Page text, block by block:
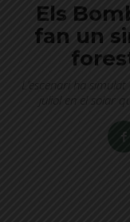
Els
fan un
L’escenari ha
juliol en el solar